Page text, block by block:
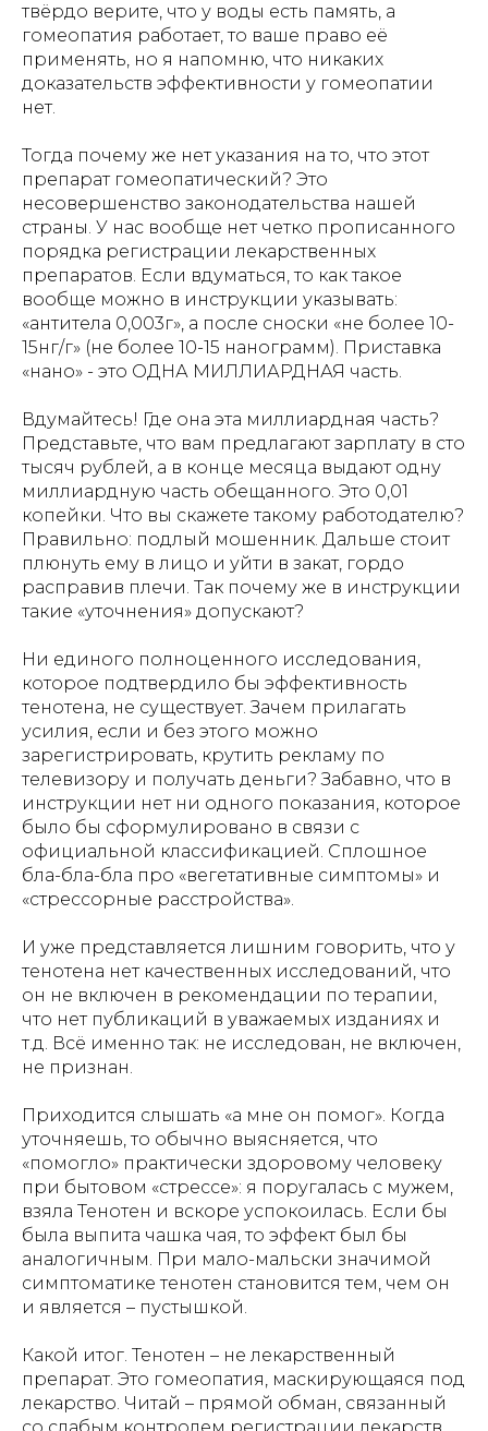
твёрдо верите, что у воды есть память, а
гомеопатия работает, то ваше право её
применять, но я напомню, что никаких
доказательств эффективности у гомеопатии
нет.
Тогда почему же нет указания на то, что этот
препарат гомеопатический? Это
несовершенство законодательства нашей
страны. У нас вообще нет четко прописанного
порядка регистрации лекарственных
препаратов. Если вдуматься, то как такое
вообще можно в инструкции указывать:
«антитела 0,003г», а после сноски «не более 10-
15нг/г» (не более 10-15 нанограмм). Приставка
«нано» - это ОДНА МИЛЛИАРДНАЯ часть.
Вдумайтесь! Где она эта миллиардная часть?
Представьте, что вам предлагают зарплату в сто
тысяч рублей, а в конце месяца выдают одну
миллиардную часть обещанного. Это 0,01
копейки. Что вы скажете такому работодателю?
Правильно: подлый мошенник. Дальше стоит
плюнуть ему в лицо и уйти в закат, гордо
расправив плечи. Так почему же в инструкции
такие «уточнения» допускают?
Ни единого полноценного исследования,
которое подтвердило бы эффективность
тенотена, не существует. Зачем прилагать
усилия, если и без этого можно
зарегистрировать, крутить рекламу по
телевизору и получать деньги? Забавно, что в
инструкции нет ни одного показания, которое
было бы сформулировано в связи с
официальной классификацией. Сплошное
бла-бла-бла про «вегетативные симптомы» и
«стрессорные расстройства».
И уже представляется лишним говорить, что у
тенотена нет качественных исследований, что
он не включен в рекомендации по терапии,
что нет публикаций в уважаемых изданиях и
т.д. Всё именно так: не исследован, не включен,
не признан.
Приходится слышать «а мне он помог». Когда
уточняешь, то обычно выясняется, что
«помогло» практически здоровому человеку
при бытовом «стрессе»: я поругалась с мужем,
взяла Тенотен и вскоре успокоилась. Если бы
была выпита чашка чая, то эффект был бы
аналогичным. При мало-мальски значимой
симптоматике тенотен становится тем, чем он
и является – пустышкой.
Какой итог. Тенотен – не лекарственный
препарат. Это гомеопатия, маскирующаяся под
лекарство. Читай – прямой обман, связанный